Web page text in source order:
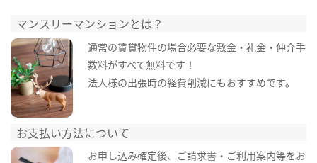
マンスリーマンションとは？
通常の賃貸物件の場合必要な敷金・礼金・仲介手
数料がすべて無料です！
法人様の出張時の経費削減にもおすすめです。
お支払い方法について
お申し込み確定後、ご請求書・ご利用案内等をお